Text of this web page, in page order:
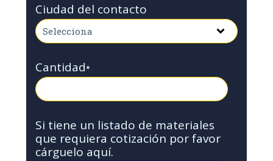
Ciudad del contacto
Cantidad*
Si tiene un listado de materiales
que requiera cotización por favor
cárguelo aquí.